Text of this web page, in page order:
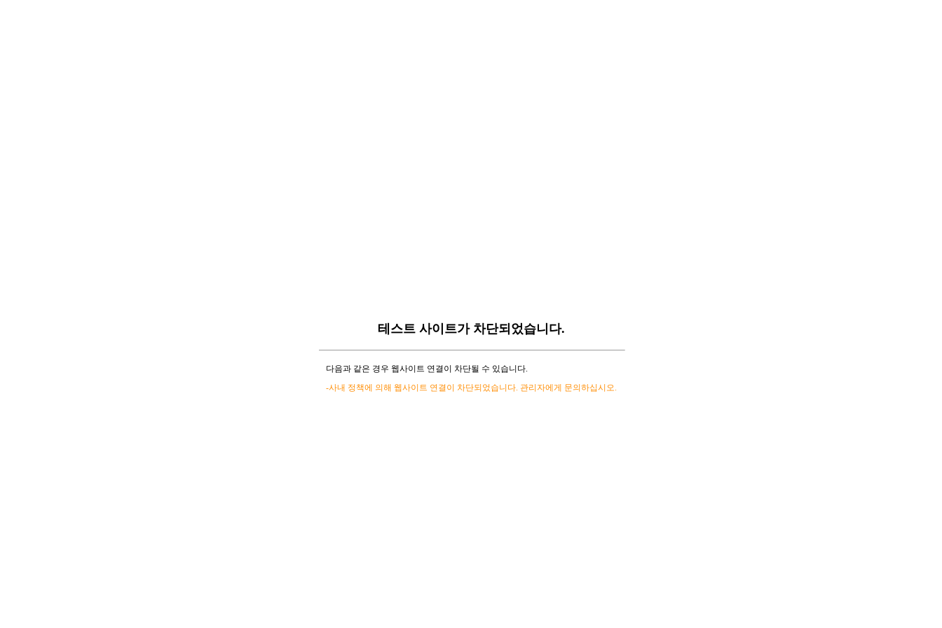
테스트 사이트가 차단되었습니다.
다음과 같은 경우 웹사이트 연결이 차단될 수 있습니다.
-사내 정책에 의해 웹사이트 연결이 차단되었습니다. 관리자에게 문의하십시오.